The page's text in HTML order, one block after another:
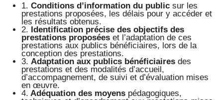
1. Conditions d’information du publicsur les
prestations proposées, les délais pour y accéder et
les résultats obtenus.
2. Identification précise des objectifs des
prestations proposéeset l’adaptation de ces
prestations aux publics bénéficiaires, lors de la
conception des prestations.
3. Adaptation aux publics bénéficiairesdes
prestations et des modalités d’accueil,
d’accompagnement, de suivi et d’évaluation mises
en œuvre.
4. Adéquation des moyenspédagogiques,